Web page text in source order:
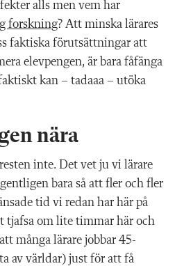
alls men vem har
forskning? Att minska lärares
faktiska förutsättningar att
elevpengen, är bara fåfänga
kan – tadaaa – utöka
nära
inte. Det vet ju vi lärare
bara så att fler och fler
tid vi redan har här på
tjafsa om lite timmar här och
många lärare jobbar 45-
av världar) just för att få